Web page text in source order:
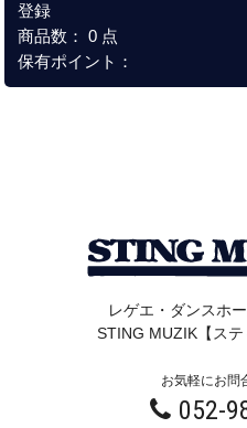
登録
商品数： 0 点
保有ポイント：
レゲエ・ダンスホ
STING MUZIK【ステ
お気軽にお問
052-